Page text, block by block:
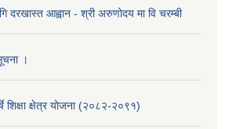
दरखास्त आह्वान - श्री अरुणोदय मा वि चरम्बी
।
शिक्षा क्षेत्र योजना (२०८२-२०९१)